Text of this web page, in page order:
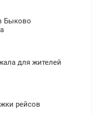
Быково
для жителей
рейсов